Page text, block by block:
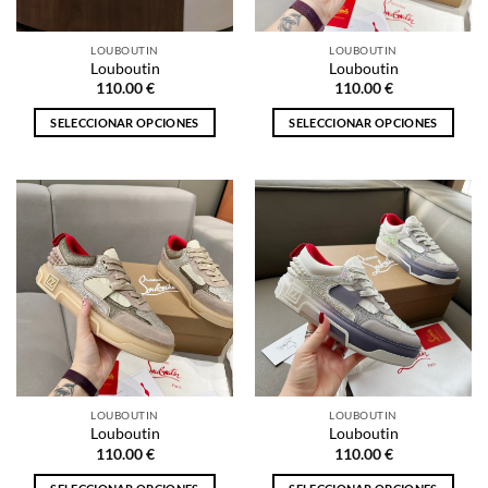
la
página
de
en
la
página
de
LOUBOUTIN
Louboutin
110.00€
SELECCIONAR OPCIONES
tiene
variantes.
Las
opciones
se
pueden
elegir
en
la
página
de
LOUBOUTIN
Louboutin
110.00€
SELECCIONAR OPCIONES
tiene
múltiples
variantes.
Las
opciones
se
pueden
elegir
en
la
página
de
LOUBOUTIN
Louboutin
110.00€
LOUBOUTIN
Louboutin
110.00€